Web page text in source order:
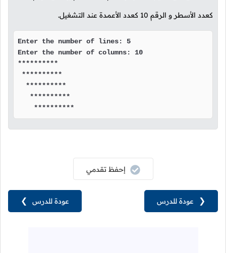
كعدد الأسطر و الرقم 10 كعدد الأعمدة عند التشغيل.
Enter the number of lines: 5
Enter the number of columns: 10
**********
**********
  **********
   **********
    **********
عودة للدرس ❯
إحفظ تقدمي
❮ عودة للدرس